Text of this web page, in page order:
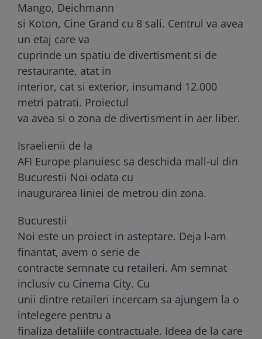
Mango, Deichmann
si Koton, Cine Grand cu 8 sali. Centrul va avea
un etaj care va
cuprinde un spatiu de divertisment si de
restaurante, atat in
interior, cat si exterior, insumand 12.000
metri patrati. Proiectul
va avea si o zona de divertisment in aer liber.
Israelienii de la
AFI Europe planuiesc sa deschida mall-ul din
Bucurestii Noi odata cu
inaugurarea liniei de metrou din zona.
Bucurestii
Noi este un proiect in asteptare. Deja l-am
finantat, avem o serie de
contracte semnate cu retaileri. Am semnat
inclusiv cu Cinema City. Cu
unii dintre retaileri incercam sa ajungem la o
intelegere pentru a
finaliza detaliile contractuale. Ideea de la care